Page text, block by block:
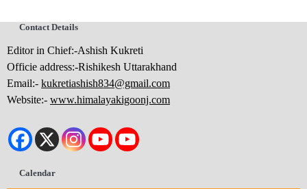
Contact Details
Editor in Chief:-Ashish Kukreti
Officie address:-Rishikesh Uttarakhand
Email:- kukretiashish834@gmail.com
Website:- www.himalayakigoonj.com
Calendar